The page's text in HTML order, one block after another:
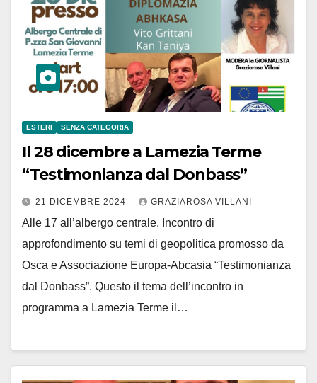
ESTERI SENZA CATEGORIA
Il 28 dicembre a Lamezia Terme
“Testimonianza dal Donbass”
21 DICEMBRE 2024 GRAZIAROSA VILLANI
Alle 17 all’albergo centrale. Incontro di
approfondimento su temi di geopolitica promosso da
Osca e Associazione Europa-Abcasia “Testimonianza
dal Donbass”. Questo il tema dell’incontro in
programma a Lamezia Terme il…